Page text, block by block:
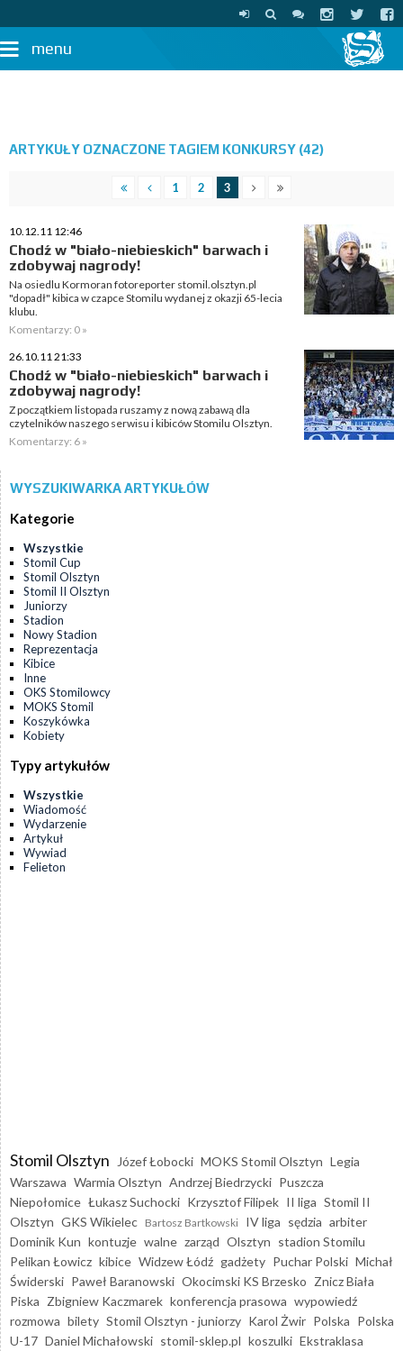
menu
ARTYKUŁY OZNACZONE TAGIEM KONKURSY (42)
1 2 3
10.12.11 12:46
Chodź w "biało-niebieskich" barwach i
zdobywaj nagrody!
Na osiedlu Kormoran fotoreporter stomil.olsztyn.pl
"dopadł" kibica w czapce Stomilu wydanej z okazji 65-lecia
klubu.
Komentarzy: 0 »
26.10.11 21:33
Chodź w "biało-niebieskich" barwach i
zdobywaj nagrody!
Z początkiem listopada ruszamy z nową zabawą dla
czytelników naszego serwisu i kibiców Stomilu Olsztyn.
Komentarzy: 6 »
WYSZUKIWARKA ARTYKUŁÓW
Kategorie
Wszystkie
Stomil Cup
Stomil Olsztyn
Stomil II Olsztyn
Juniorzy
Stadion
Nowy Stadion
Reprezentacja
Kibice
Inne
OKS Stomilowcy
MOKS Stomil
Koszykówka
Kobiety
Typy artykułów
Wszystkie
Wiadomość
Wydarzenie
Artykuł
Wywiad
Felieton
Stomil Olsztyn Józef Łobocki MOKS Stomil Olsztyn Legia
Warszawa Warmia Olsztyn Andrzej Biedrzycki Puszcza
Niepołomice Łukasz Suchocki Krzysztof Filipek II liga Stomil II
Olsztyn GKS Wikielec Bartosz Bartkowski IV liga sędzia arbiter
Dominik Kun kontuzje walne zarząd Olsztyn stadion Stomilu
Pelikan Łowicz kibice Widzew Łódź gadżety Puchar Polski Michał
Świderski Paweł Baranowski Okocimski KS Brzesko Znicz Biała
Piska Zbigniew Kaczmarek konferencja prasowa wypowiedź
rozmowa bilety Stomil Olsztyn - juniorzy Karol Żwir Polska Polska
U-17 Daniel Michałowski stomil-sklep.pl koszulki Ekstraklasa